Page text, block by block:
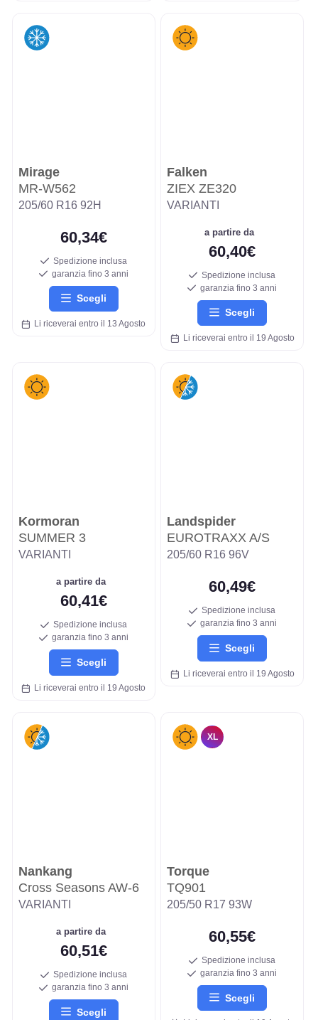
Mirage
MR-W562
205/60 R16 92H
60,34€
Spedizione inclusa
garanzia fino 3 anni
Scegli
Li riceverai entro il 13 Agosto
Falken
ZIEX ZE320
VARIANTI
a partire da
60,40€
Spedizione inclusa
garanzia fino 3 anni
Scegli
Li riceverai entro il 19 Agosto
Kormoran
SUMMER 3
VARIANTI
a partire da
60,41€
Spedizione inclusa
garanzia fino 3 anni
Scegli
Li riceverai entro il 19 Agosto
Landspider
EUROTRAXX A/S
205/60 R16 96V
60,49€
Spedizione inclusa
garanzia fino 3 anni
Scegli
Li riceverai entro il 19 Agosto
Nankang
Cross Seasons AW-6
VARIANTI
a partire da
60,51€
Spedizione inclusa
garanzia fino 3 anni
Scegli
XL
Torque
TQ901
205/50 R17 93W
60,55€
Spedizione inclusa
garanzia fino 3 anni
Scegli